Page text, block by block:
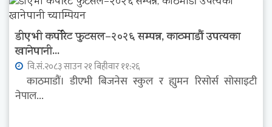
डीएभी कर्पोरेट फुटसल–२०२६ सम्पन्न, काठमाडौं उपत्यका
खानेपानी...
वि.सं.२०८३ साउन २१ बिहीवार ११:२६
काठमाडौं। डीएभी बिजनेस स्कुल र ह्युमन रिसोर्स सोसाइटी
नेपाल...